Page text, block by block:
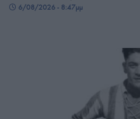
6/08/2026 - 8:47μμ